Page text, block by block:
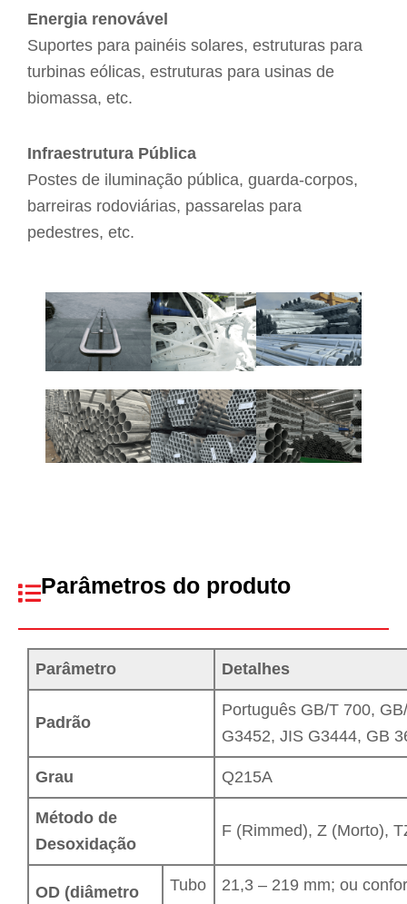
Energia renovável
Suportes para painéis solares, estruturas para
turbinas eólicas, estruturas para usinas de
biomassa, etc.
Infraestrutura Pública
Postes de iluminação pública, guarda-corpos,
barreiras rodoviárias, passarelas para
pedestres, etc.
Parâmetros do produto
Parâmetro Detalhes
Padrão
Português GB/T 700,
G3452, JIS G3444, GB
Grau Q215A
Método de
Desoxidação
F (Rimmed), Z (Morto),
OD (diâmetro
Tubo 21,3 – 219 mm; ou